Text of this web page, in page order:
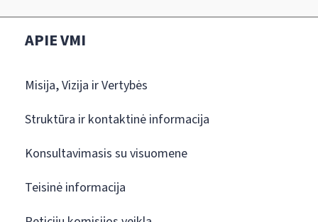
APIE VMI
Misija, Vizija ir Vertybės
Struktūra ir kontaktinė informacija
Konsultavimasis su visuomene
Teisinė informacija